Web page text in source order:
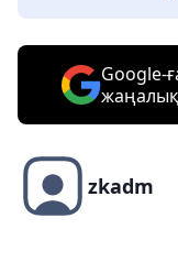
Google-
zkadm